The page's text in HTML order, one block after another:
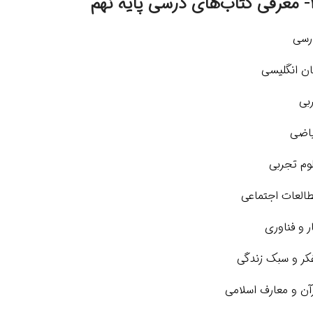
انگلیسی
تجربی
اجتماعی
و فناوری
و سبک زندگی
و معارف اسلامی